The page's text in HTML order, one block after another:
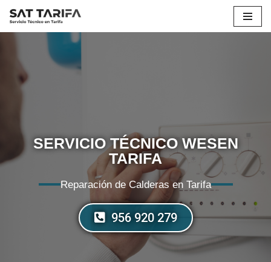
Saltar
contenido
SERVICIO TÉCNICO WESEN
TARIFA
Reparación de Calderas en Tarifa
956 920 279